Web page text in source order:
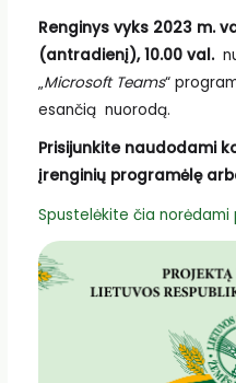
Renginys vyks 2023 m.
(antradienį), 10.00 val.
„Microsoft Teams“
esančią nuorodą.
Prisijunkite naudodami
įrenginių programėlę
Spustelėkite čia norėdami